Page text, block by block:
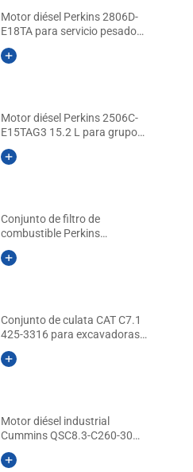
Motor diésel Perkins 2806D-
E18TA para servicio pesado
18.1 L 470 kW
Motor diésel Perkins 2506C-
E15TAG3 15.2 L para grupo
electrógeno
Conjunto de filtro de
combustible Perkins
1825661C94 para motores
serie 1306
Conjunto de culata CAT C7.1
425-3316 para excavadoras
CAT 323D2 / 320D2
Motor diésel industrial
Cummins QSC8.3-C260-30
DCEC 260 HP